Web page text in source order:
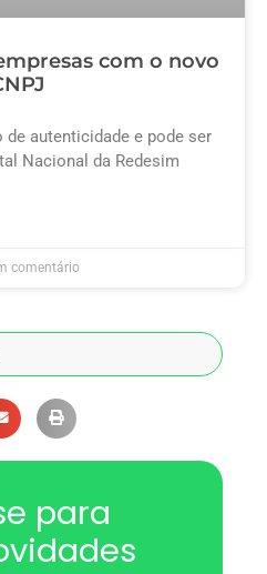
com o novo
autenticidade e pode ser
Nacional da Redesim
comentário
para